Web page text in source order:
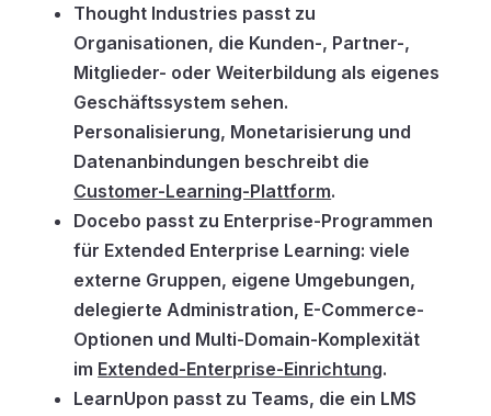
Thought Industries passt zu
Organisationen, die Kunden-, Partner-,
Mitglieder- oder Weiterbildung als eigenes
Geschäftssystem sehen.
Personalisierung, Monetarisierung und
Datenanbindungen beschreibt die
Customer-Learning-Plattform.
Docebo passt zu Enterprise-Programmen
für Extended Enterprise Learning: viele
externe Gruppen, eigene Umgebungen,
delegierte Administration, E-Commerce-
Optionen und Multi-Domain-Komplexität
im Extended-Enterprise-Einrichtung.
LearnUpon passt zu Teams, die ein LMS